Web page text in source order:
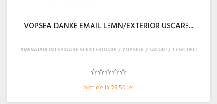
VOPSEA DANKE EMAIL LEMN/EXTERIOR USCARE...
pret de la 29,50 lei
AMENAJARI INTERIOARE SI EXTERIOARE VOPSELE / LACURI / TENCUIELI